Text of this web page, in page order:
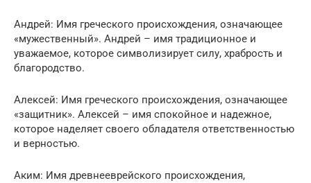
Андрей: Имя греческого происхождения, означающее
«мужественный». Андрей – имя традиционное и
уважаемое, которое символизирует силу, храбрость и
благородство.
Алексей: Имя греческого происхождения, означающее
«защитник». Алексей – имя спокойное и надежное,
которое наделяет своего обладателя ответственностью
и верностью.
Аким: Имя древнееврейского происхождения,